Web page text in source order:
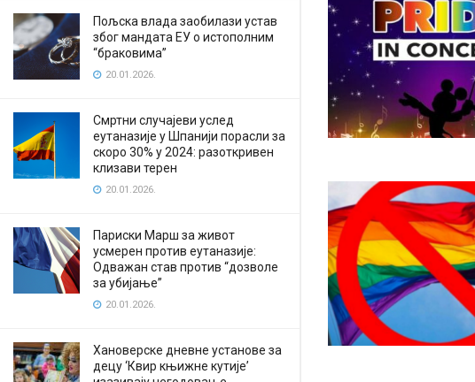
Пољска влада заобилази устав
због мандата ЕУ о истополним
“браковима”
20.01.2026.
Смртни случајеви услед
еутаназије у Шпанији порасли за
скоро 30% у 2024: разоткривен
клизави терен
20.01.2026.
Париски Марш за живот
усмерен против еутаназије:
Одважан став против “дозволе
за убијање”
20.01.2026.
Хановерске дневне установе за
децу ‘Квир књижне кутије’